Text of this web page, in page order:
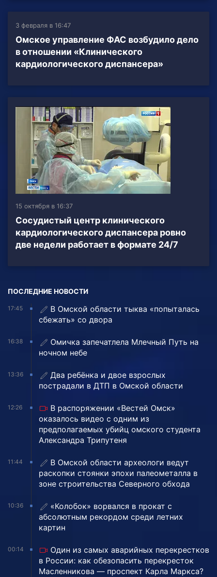
3 февраля в 16:47
Омское управление ФАС возбудило дело
в отношении «Клинического
кардиологического диспансера»
15 октября в 16:37
Сосудистый центр клинического
кардиологического диспансера ровно
две недели работает в формате 24/7
ПОСЛЕДНИЕ НОВОСТИ
17:45
В Омской области тыква «попыталась
сбежать» со двора
16:38
Омичка запечатлела Млечный Путь на
ночном небе
13:36
Два ребёнка и двое взрослых
пострадали в ДТП в Омской области
12:26
В распоряжении «Вестей Омск»
оказалось видео с одним из
предполагаемых убийц омского студента
Александра Трипутеня
11:44
В Омской области археологи ведут
раскопки стоянки эпохи палеометалла в
зоне строительства Северного обхода
10:36
«Колобок» ворвался в прокат с
абсолютным рекордом среди летних
картин
00:14
Один из самых аварийных перекрестков
в России: как обезопасить перекресток
Масленникова — проспект Карла Маркса?